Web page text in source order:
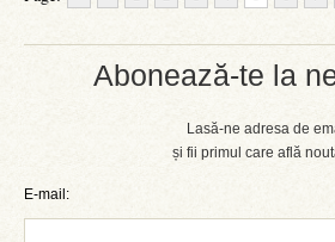
Abonează-te la
Lasă-ne adresa de
și fii primul care află
E-mail: